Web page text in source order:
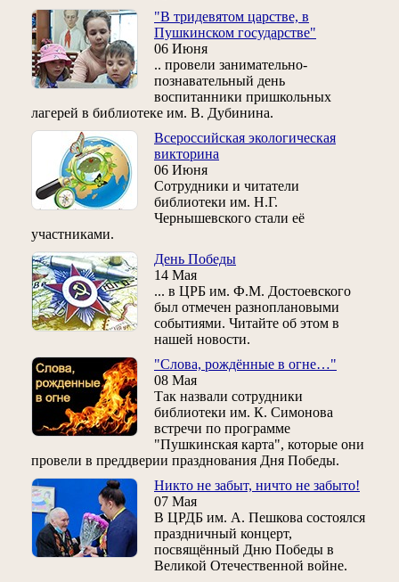
"В тридевятом царстве, в
Пушкинском государстве"
06 Июня
.. провели занимательно-
познавательный день
воспитанники пришкольных
лагерей в библиотеке им. В. Дубинина.
Всероссийская экологическая
викторина
06 Июня
Сотрудники и читатели
библиотеки им. Н.Г.
Чернышевского стали её
участниками.
День Победы
14 Мая
... в ЦРБ им. Ф.М. Достоевского
был отмечен разноплановыми
событиями. Читайте об этом в
нашей новости.
"Слова, рождённые в огне…"
08 Мая
Так назвали сотрудники
библиотеки им. К. Симонова
встречи по программе
"Пушкинская карта", которые они
провели в преддверии празднования Дня Победы.
Никто не забыт, ничто не забыто!
07 Мая
В ЦРДБ им. А. Пешкова состоялся
праздничный концерт,
посвящённый Дню Победы в
Великой Отечественной войне.